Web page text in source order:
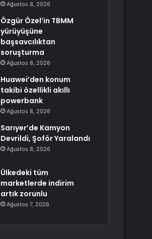
Ağustos 8, 2026
Özgür Özel’in TBMM
yürüyüşüne
başsavcılıktan
soruşturma
Ağustos 8, 2026
Huawei’den konum
takibi özellikli akıllı
powerbank
Ağustos 8, 2026
Sarıyer’de Kamyon
Devrildi, Şoför Yaralandı
Ağustos 8, 2026
Ülkedeki tüm
marketlerde indirim
artık zorunlu
Ağustos 7, 2026